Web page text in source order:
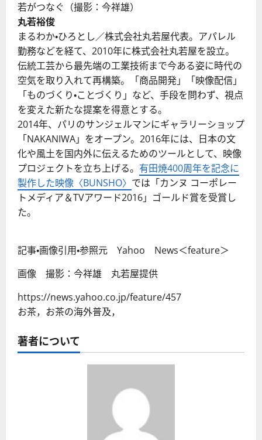
若がつなぐ（撮影：今祥雄）
丸若裕俊
まるわか・ひろとし／株式会社丸若屋代表。アパレル
勤務などを経て、2010年に株式会社丸若屋を設立。
伝統工芸から最先端の工業技術まで今ある姿に時代の
空気を取り入れて再構築。「商品開発」「映像配信」
「ものづくり・ことづくり」など、手段を問わず、視点
を変えた新たな提案を得意とする。
2014年、パリのサンジェルマンにギャラリーショップ
「NAKANIWA」をオープン。2016年には、日本の文
化や風土を国内外に伝えるためのツールとして、映像
プロジェクトを立ち上げる。 有田焼400周年を記念に
製作した映像〈BUNSHO〉 では「カンヌ コーポレー
トメディア＆TVアワード2016」ゴールド賞を受賞し
た。
記事・画像引用・参照元 Yahoo News＜feature＞
画像 撮影：今祥雄 丸若屋提供
https://news.yahoo.co.jp/feature/457
お茶，お茶の海外普及，
著者について